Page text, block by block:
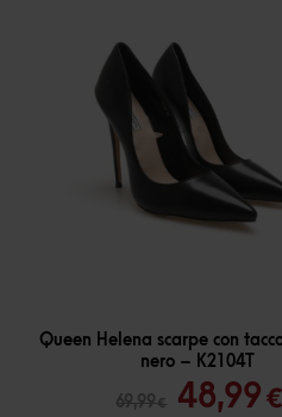
-30
Queen Helena scarpe con
nero – K2104T
69,99€
Il
48,99€Il